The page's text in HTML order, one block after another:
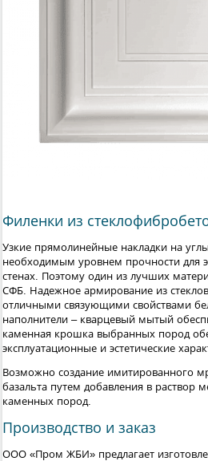
Филенки из
Узкие прямолинейные накладки на
необходимым уровнем прочности для
стенах. Поэтому один из лучших
СФБ. Надежное армирование из
отличными связующими свойствами
наполнители – кварцевый мытый
каменная крошка выбранных пород
эксплуатационные и эстетические
Возможно создание имитированного
базальта путем добавления в раствор
каменных пород.
Производство и заказ
ООО «Пром ЖБИ» предлагает